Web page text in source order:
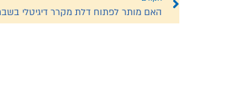
האם מותר לפתוח דלת מקרר דיגיטלי